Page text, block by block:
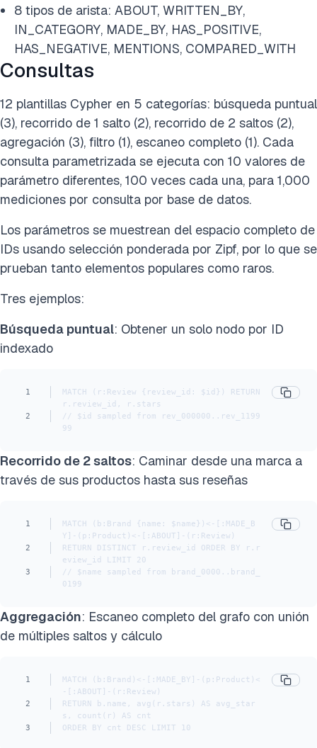
8 tipos de arista: ABOUT, WRITTEN_BY,
IN_CATEGORY, MADE_BY, HAS_POSITIVE,
HAS_NEGATIVE, MENTIONS, COMPARED_WITH
Consultas
12 plantillas Cypher en 5 categorías: búsqueda puntual
(3), recorrido de 1 salto (2), recorrido de 2 saltos (2),
agregación (3), filtro (1), escaneo completo (1). Cada
consulta parametrizada se ejecuta con 10 valores de
parámetro diferentes, 100 veces cada una, para 1,000
mediciones por consulta por base de datos.
Los parámetros se muestrean del espacio completo de
IDs usando selección ponderada por Zipf, por lo que se
prueban tanto elementos populares como raros.
Tres ejemplos:
Búsqueda puntual: Obtener un solo nodo por ID
indexado
1
MATCH (r:Review {review_id: $id}) RETURN
r.review_id, r.stars
2
// $id sampled from rev_000000..rev_1199
99
Recorrido de 2 saltos: Caminar desde una marca a
través de sus productos hasta sus reseñas
1
MATCH (b:Brand {name: $name})<-[:MADE_B
Y]-(p:Product)<-[:ABOUT]-(r:Review)
2
RETURN DISTINCT r.review_id ORDER BY r.r
eview_id LIMIT 20
3
// $name sampled from brand_0000..brand_
0199
Aggregación: Escaneo completo del grafo con unión
de múltiples saltos y cálculo
1
MATCH (b:Brand)<-[:MADE_BY]-(p:Product)<
-[:ABOUT]-(r:Review)
2
RETURN b.name, avg(r.stars) AS avg_star
s, count(r) AS cnt
3
ORDER BY cnt DESC LIMIT 10